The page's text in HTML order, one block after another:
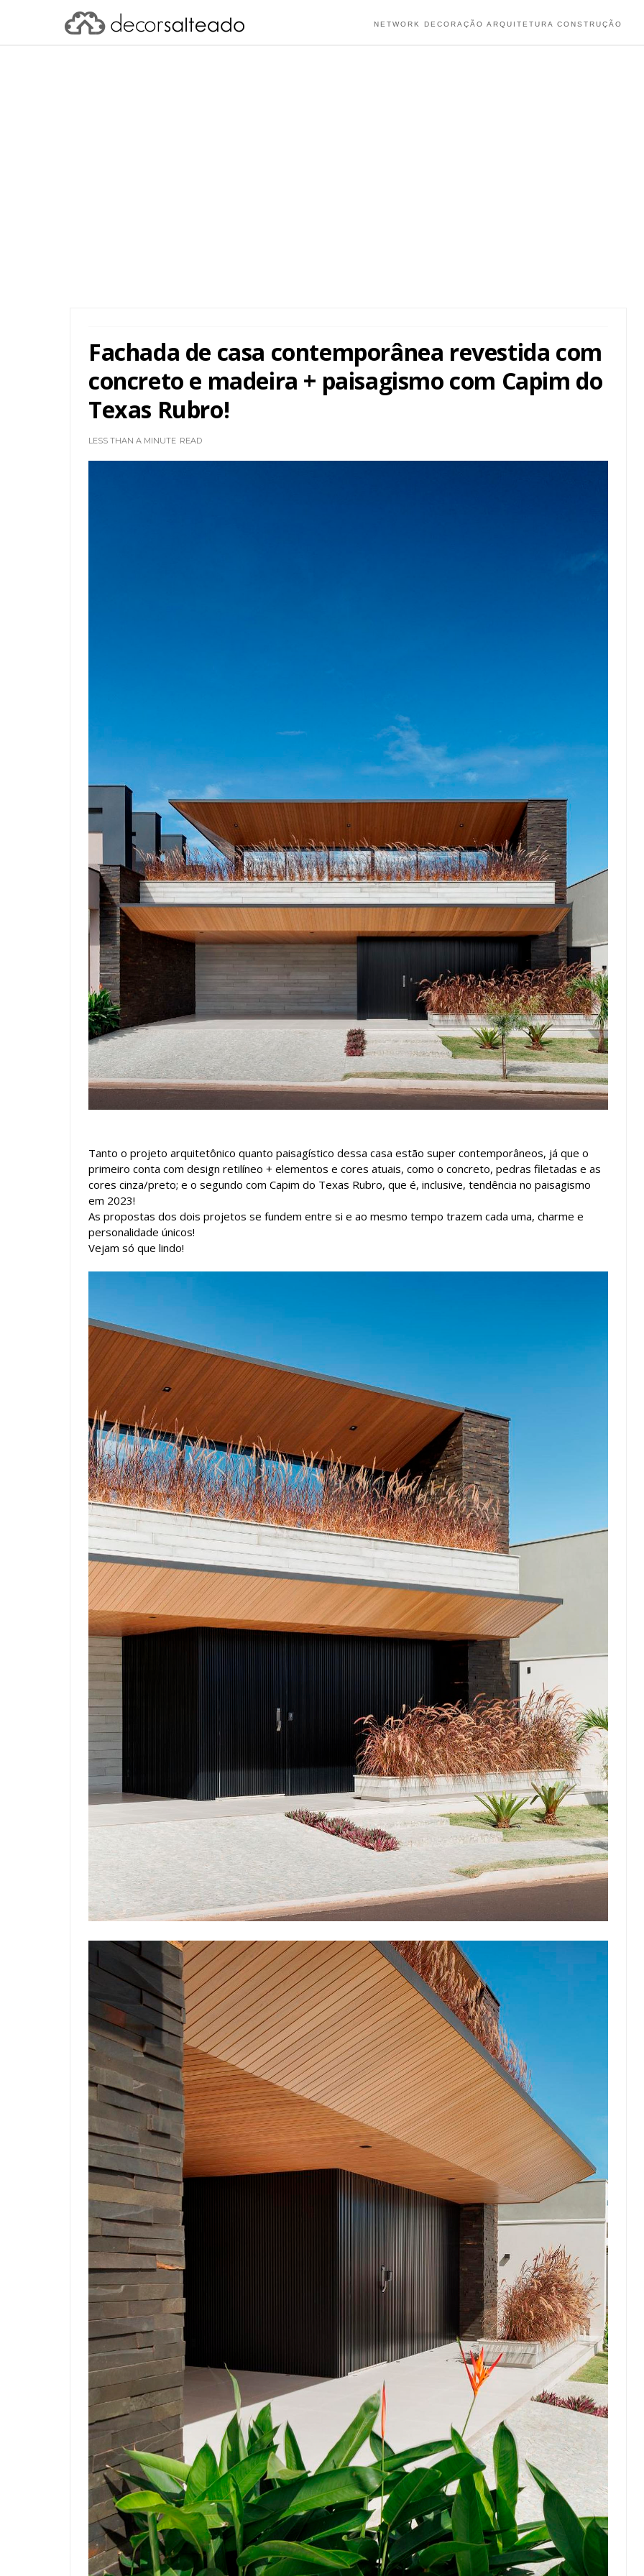
NETWORK DECORAÇÃO ARQUITETURA CONSTRUÇÃO
Fachada de casa contemporânea revestida com
concreto e madeira + paisagismo com Capim do
Texas Rubro!
LESS THAN A MINUTE READ
Tanto o projeto arquitetônico quanto paisagístico dessa casa estão super contemporâneos, já que o
primeiro conta com design retilíneo + elementos e cores atuais, como o concreto, pedras filetadas e as
cores cinza/preto; e o segundo com Capim do Texas Rubro, que é, inclusive, tendência no paisagismo
em 2023!
As propostas dos dois projetos se fundem entre si e ao mesmo tempo trazem cada uma, charme e
personalidade únicos!
Vejam só que lindo!